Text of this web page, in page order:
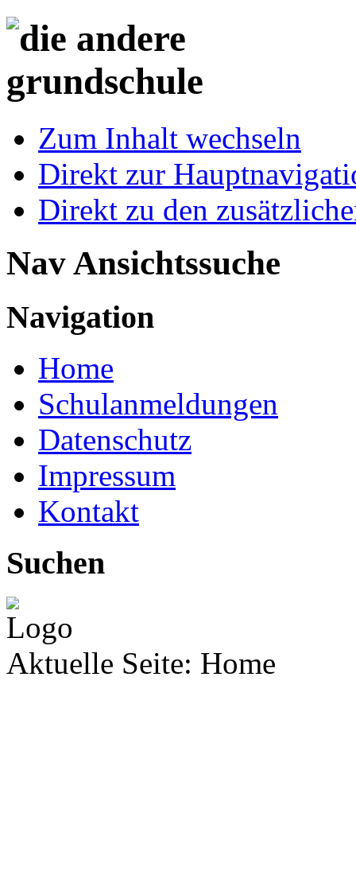
Zum Inhalt wechseln
Direkt zur
Direkt zu den
Nav Ansichtssuche
Navigation
Home
Schulanmeldungen
Datenschutz
Impressum
Kontakt
Suchen
Aktuelle Seite: Home